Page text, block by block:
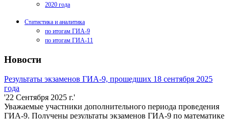
2020 года
Статистика и аналитика
по итогам ГИА-9
по итогам ГИА-11
Новости
Результаты экзаменов ГИА-9, прошедших 18 сентября 2025
года
'22 Сентября 2025 г.'
Уважаемые участники дополнительного периода проведения
ГИА-9. Получены результаты экзаменов ГИА-9 по математике